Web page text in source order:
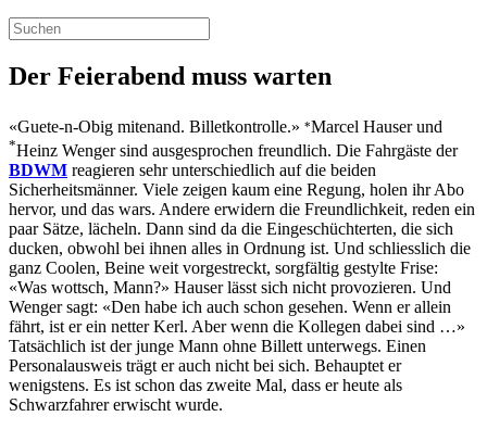
Der Feierabend muss warten
«Guete-n-Obig mitenand. Billetkontrolle.» *Marcel Hauser und
*Heinz Wenger sind ausgesprochen freundlich. Die Fahrgäste der
BDWM reagieren sehr unterschiedlich auf die beiden
Sicherheitsmänner. Viele zeigen kaum eine Regung, holen ihr Abo
hervor, und das wars. Andere erwidern die Freundlichkeit, reden ein
paar Sätze, lächeln. Dann sind da die Eingeschüchterten, die sich
ducken, obwohl bei ihnen alles in Ordnung ist. Und schliesslich die
ganz Coolen, Beine weit vorgestreckt, sorgfältig gestylte Frise:
«Was wottsch, Mann?» Hauser lässt sich nicht provozieren. Und
Wenger sagt: «Den habe ich auch schon gesehen. Wenn er allein
fährt, ist er ein netter Kerl. Aber wenn die Kollegen dabei sind …»
Tatsächlich ist der junge Mann ohne Billett unterwegs. Einen
Personalausweis trägt er auch nicht bei sich. Behauptet er
wenigstens. Es ist schon das zweite Mal, dass er heute als
Schwarzfahrer erwischt wurde.